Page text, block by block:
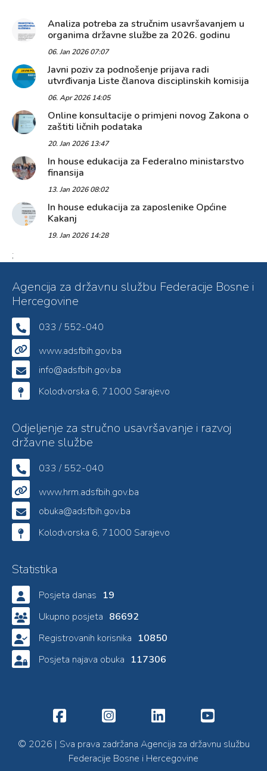
Analiza potreba za stručnim usavršavanjem u
organima državne službe za 2026. godinu
06. Jan 2026 07:07
Javni poziv za podnošenje prijava radi
utvrđivanja Liste članova disciplinskih komisija
06. Apr 2026 14:05
Online konsultacije o primjeni novog Zakona o
zaštiti ličnih podataka
20. Jan 2026 13:47
In house edukacija za Federalno ministarstvo
finansija
13. Jan 2026 08:02
In house edukacija za zaposlenike Općine
Kakanj
19. Jan 2026 14:28
;
Agencija za državnu službu Federacije Bosne i
Hercegovine
033 / 552-040
www.adsfbih.gov.ba
info@adsfbih.gov.ba
Kolodvorska 6, 71000 Sarajevo
Odjeljenje za stručno usavršavanje i razvoj
državne službe
033 / 552-040
www.hrm.adsfbih.gov.ba
obuka@adsfbih.gov.ba
Kolodvorska 6, 71000 Sarajevo
Statistika
Posjeta danas 19
Ukupno posjeta 86692
Registrovanih korisnika 10850
Posjeta najava obuka 117306
© 2026 | Sva prava zadržana Agencija za državnu službu
Federacije Bosne i Hercegovine